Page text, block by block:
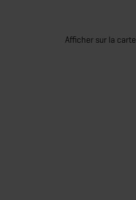
Afficher sur la carte